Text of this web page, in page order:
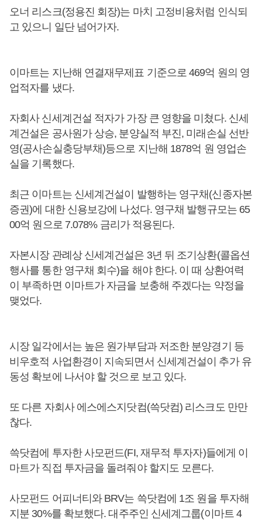
오너 리스크(정용진 회장)는 마치 고정비용처럼 인식되
고 있으니 일단 넘어가자.
이마트는 지난해 연결재무제표 기준으로 469억 원의 영
업적자를 냈다.
자회사 신세계건설 적자가 가장 큰 영향을 미쳤다. 신세
계건설은 공사원가 상승, 분양실적 부진, 미래손실 선반
영(공사손실충당부채)등으로 지난해 1878억 원 영업손
실을 기록했다.
최근 이마트는 신세계건설이 발행하는 영구채(신종자본
증권)에 대한 신용보강에 나섰다. 영구채 발행규모는 65
00억 원으로 7.078% 금리가 적용된다.
자본시장 관례상 신세계건설은 3년 뒤 조기상환(콜옵션
행사를 통한 영구채 회수)을 해야 한다. 이 때 상환여력
이 부족하면 이마트가 자금을 보충해 주겠다는 약정을
맺었다.
시장 일각에서는 높은 원가부담과 저조한 분양경기 등
비우호적 사업환경이 지속되면서 신세계건설이 추가 유
동성 확보에 나서야 할 것으로 보고 있다.
또 다른 자회사 에스에스지닷컴(쓱닷컴) 리스크도 만만
찮다.
쓱닷컴에 투자한 사모펀드(FI, 재무적 투자자)들에게 이
마트가 직접 투자금을 돌려줘야 할지도 모른다.
사모펀드 어피너티와 BRV는 쓱닷컴에 1조 원을 투자해
지분 30%를 확보했다. 대주주인 신세계그룹(이마트 4